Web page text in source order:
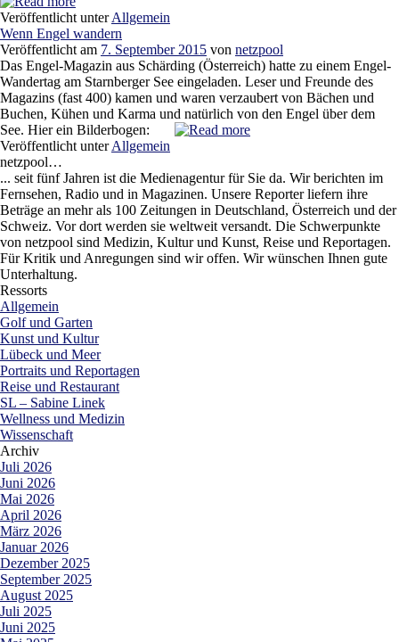
Veröffentlicht unter Allgemein
Wenn Engel wandern
Veröffentlicht am 7. September 2015 von netzpool
Das Engel-Magazin aus Schärding (Österreich) hatte zu einem Engel-
Wandertag am Starnberger See eingeladen. Leser und Freunde des
Magazins (fast 400) kamen und waren verzaubert von Bächen und
Buchen, Kühen und Karma und natürlich von den Engel über dem
See. Hier ein Bilderbogen:
Veröffentlicht unter Allgemein
netzpool…
... seit fünf Jahren ist die Medienagentur für Sie da. Wir berichten im
Fernsehen, Radio und in Magazinen. Unsere Reporter liefern ihre
Beträge an mehr als 100 Zeitungen in Deutschland, Österreich und der
Schweiz. Vor dort werden sie weltweit versandt. Die Schwerpunkte
von netzpool sind Medizin, Kultur und Kunst, Reise und Reportagen.
Für Kritik und Anregungen sind wir offen. Wir wünschen Ihnen gute
Unterhaltung.
Ressorts
Allgemein
Golf und Garten
Kunst und Kultur
Lübeck und Meer
Portraits und Reportagen
Reise und Restaurant
SL – Sabine Linek
Wellness und Medizin
Wissenschaft
Archiv
Juli 2026
Juni 2026
Mai 2026
April 2026
März 2026
Januar 2026
Dezember 2025
September 2025
August 2025
Juli 2025
Juni 2025